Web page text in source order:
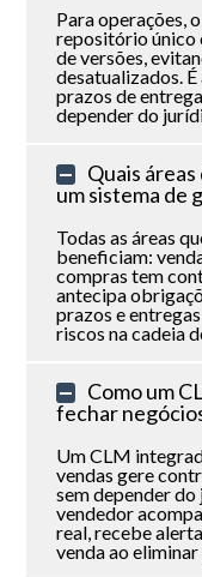
Para operações,
repositório único
de versões,
desatualizados. É
prazos de
depender do
Quais
um sistema de
Todas as áreas
beneficiam:
compras tem
antecipa
prazos e
riscos na cadeia
Como um
fechar
Um CLM
vendas gere
sem depender
vendedor
real, recebe
venda ao